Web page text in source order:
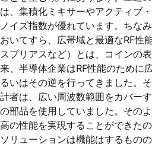
は、集積化ミキサーやアクティブ
ノイズ指数が優れています。ちな
おいてすら、広帯域と最適なRF性
スプリアスなど）とは、コインの
来、半導体企業はRF性能のために
るいはその逆を行ってきました。
計者は、広い周波数範囲をカバー
の部品を使用していました。その
高の性能を実現することができた
ソリューションは機能はするもの